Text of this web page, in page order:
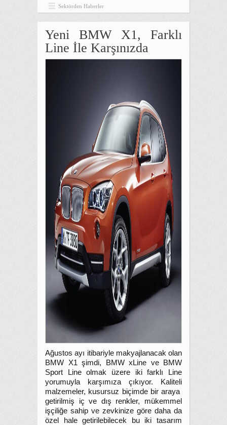
Sektörden Haberler
Yeni BMW X1, Farklı
Line İle Karşınızda
Ağustos ayı itibariyle makyajlanacak olan
BMW X1 şimdi, BMW xLine ve BMW
Sport Line olmak üzere iki farklı Line
yorumuyla karşımıza çıkıyor. Kaliteli
malzemeler, kusursuz biçimde bir araya
getirilmiş iç ve dış renkler, mükemmel
işçiliğe sahip ve zevkinize göre daha da
özel hale getirilebilecek bu iki tasarım